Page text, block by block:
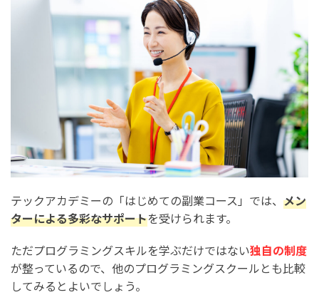
テックアカデミーの「はじめての副業コース」では、 メン
ターによる多彩なサポートを受けられます。
ただプログラミングスキルを学ぶだけではない独自の制度
が整っているので、他のプログラミングスクールとも比較
してみるとよいでしょう。